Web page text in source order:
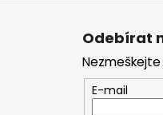
Z
Odebírat
E-mail